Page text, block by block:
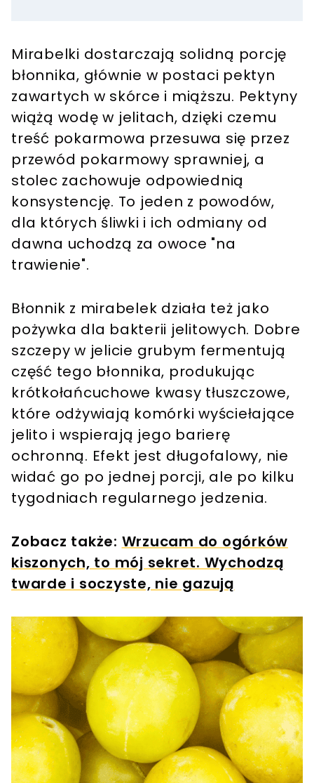
Mirabelki dostarczają solidną porcję
błonnika, głównie w postaci pektyn
zawartych w skórce i miąższu. Pektyny
wiążą wodę w jelitach, dzięki czemu
treść pokarmowa przesuwa się przez
przewód pokarmowy sprawniej, a
stolec zachowuje odpowiednią
konsystencję. To jeden z powodów,
dla których śliwki i ich odmiany od
dawna uchodzą za owoce "na
trawienie".
Błonnik z mirabelek działa też jako
pożywka dla bakterii jelitowych. Dobre
szczepy w jelicie grubym fermentują
część tego błonnika, produkując
krótkołańcuchowe kwasy tłuszczowe,
które odżywiają komórki wyściełające
jelito i wspierają jego barierę
ochronną. Efekt jest długofalowy, nie
widać go po jednej porcji, ale po kilku
tygodniach regularnego jedzenia.
Zobacz także: Wrzucam do ogórków
kiszonych, to mój sekret. Wychodzą
twarde i soczyste, nie gazują